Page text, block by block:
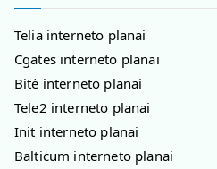
Telia interneto planai
Cgates interneto planai
Bitė interneto planai
Tele2 interneto planai
Init interneto planai
Balticum interneto planai